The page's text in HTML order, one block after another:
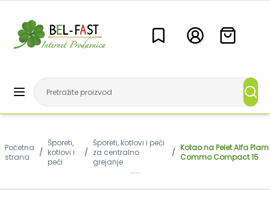
Početna
strana
/
Šporeti,
kotlovi i
peći
/
Šporeti, kotlovi i peći
za centralno
grejanje
/ Kotao na Pelet Alfa Plam
Commo Compact 15